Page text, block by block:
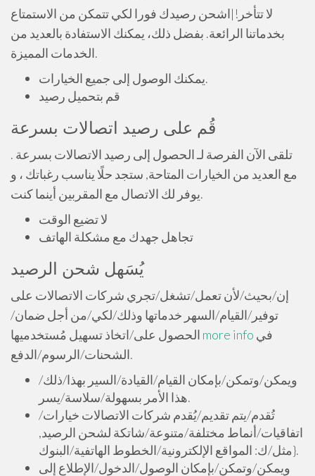
لا تتأخر!|اشحن رصيدك فورا لكي تتمكن من الاستمتاع
بخدماتنا الرائعة. بفضل ذلك، يمكنك الاستفادة بالعديد من
الخدمات المميزة.
يمكنك الوصول إلى جميع الخيارات.
قم بتحميل رصيد
قُم على رصيد اتصالات بسرعة
تلقى الآن الفرصة لـ الحصول إلى رصيد الاتصالات بسرعة .
مع العديد من الخيارات المتاحة, ستجد حلًا يناسب رغباتك ، و
يوفر لك الاتصال مع المقربين أينما كنت.
لا تضيع الوقت
تجاهل جهدك مع مشكلة الهاتف
يُسَهل شحن الرصيد
إن/بحيث/لأن تعمل/تشغل/تجري شركات الاتصالات على
توفير/القيام/السهر خدماتها وذلك/لكي/من أجل ضمان/
more info
الشحنات/الرسوم/الدفع.
ويمكن/وتمكن/بإمكان القيام/القيادة/السير بهذا/ذلك/
هذا الأمر بسهولة/سلاسة/يسر.
تُقدم/يتم تقديم/يُقدم شركات الاتصالات خيارات/
اتفاقيات/أنماط مختلفة/متنوعة/شاتكة لشحن الرصيد,
{مثل/ك: المواقع الإلكترونية/الخطوط الهاتفية/البنوك.
ويمكن/وتمكن/بإمكان الوصول/الدخول/الإطلاع إلى